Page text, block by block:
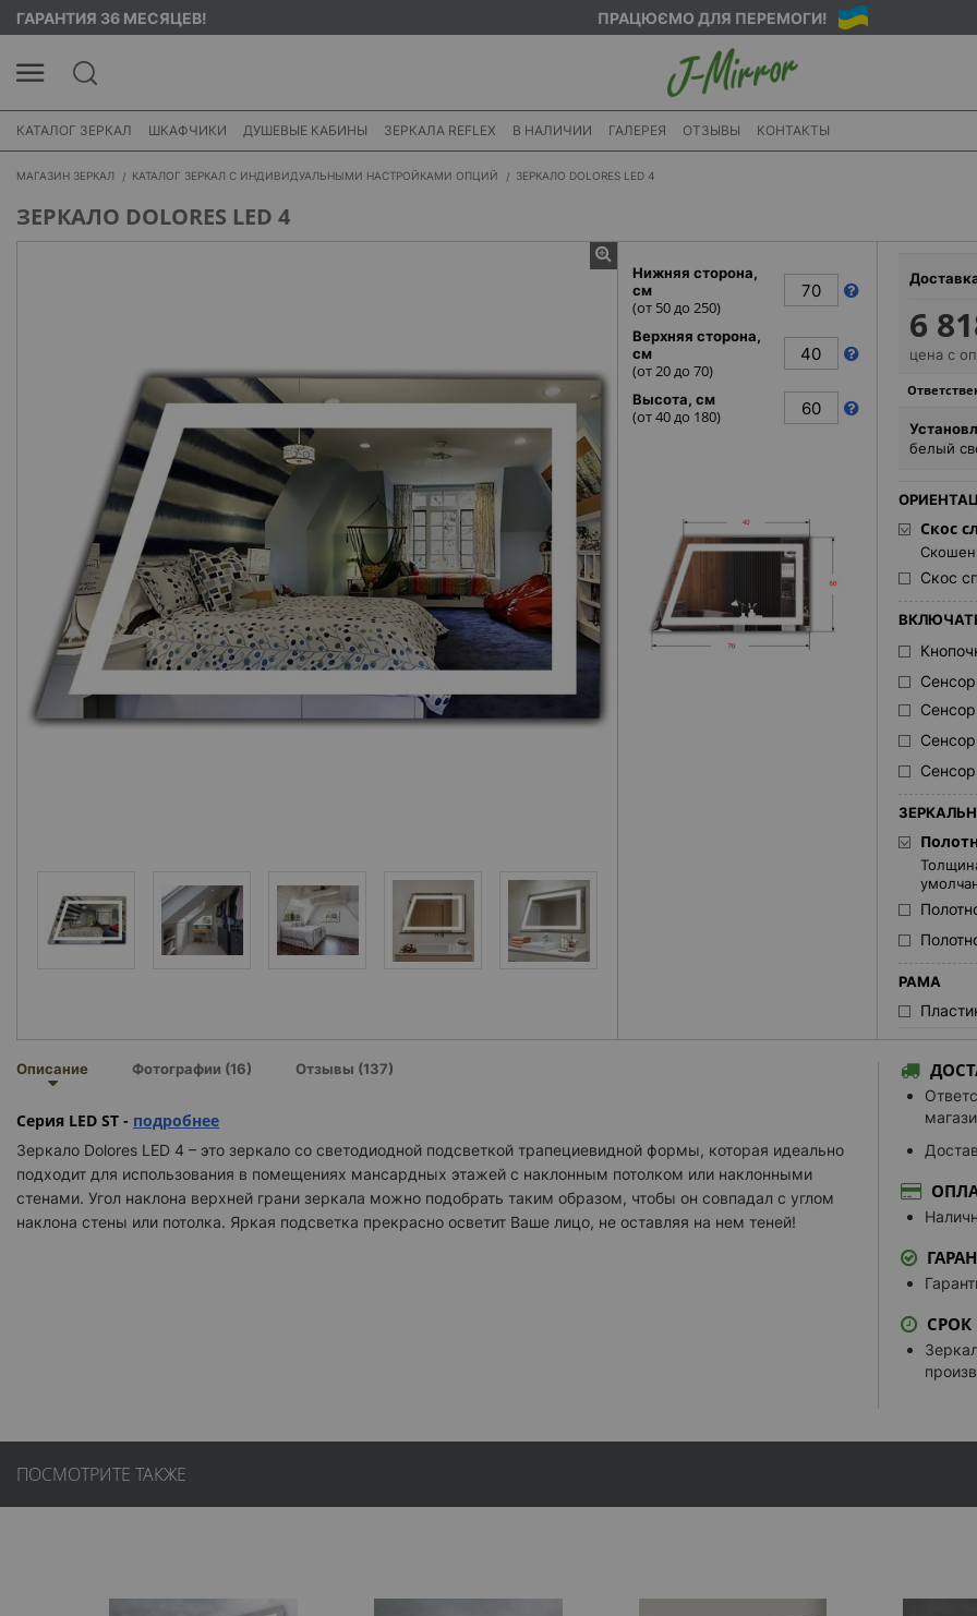
ГАРАНТИЯ 36 МЕСЯЦЕВ! ПРАЦЮЄМО ДЛЯ ПЕРЕМОГИ!
КАТАЛОГ ЗЕРКАЛ ШКАФЧИКИ ДУШЕВЫЕ КАБИНЫ ЗЕРКАЛА REFLEX В НАЛИЧИИ ГАЛЕРЕЯ ОТЗЫВЫ КОНТАКТЫ
МАГАЗИН ЗЕРКАЛ КАТАЛОГ ЗЕРКАЛ С ИНДИВИДУАЛЬНЫМИ НАСТРОЙКАМИ ОПЦИЙ ЗЕРКАЛО DOLORES LED 4
ЗЕРКАЛО DOLORES LED 4
Нижняя сторона,
см
(от 50до250)
Верхняя сторона,
см
(от20до70)
Высота, см
(от40до 180)
6
цена с
белый
Скос
Скос
РАМА
Описание Фотографии (16) Отзывы (137)
Серия LED ST - подробнее
Зеркало Dolores LED 4 – это зеркало со светодиодной подсветкой трапециевидной формы, которая идеально
подходит для использования в помещениях мансардных этажей с наклонным потолком или наклонными
стенами. Угол наклона верхней грани зеркала можно подобрать таким образом, чтобы он совпадал с углом
наклона стены или потолка. Яркая подсветка прекрасно осветит Ваше лицо, не оставляя на нем теней!
СРОК
ПОСМОТРИТЕ ТАКЖЕ